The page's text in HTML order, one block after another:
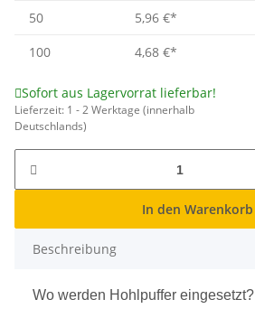
50
5,96 €*
100
4,68 €*
Sofort aus Lagervorrat lieferbar!
Lieferzeit: 1 - 2 Werktage (innerhalb
Deutschlands)
In den Warenkorb
Beschreibung
Wo werden Hohlpuffer eingesetzt?